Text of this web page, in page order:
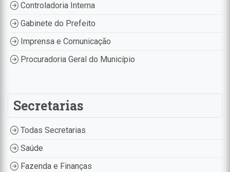
Controladoria Interna
Gabinete do Prefeito
Imprensa e Comunicação
Procuradoria Geral do Município
Secretarias
Todas Secretarias
Saúde
Fazenda e Finanças